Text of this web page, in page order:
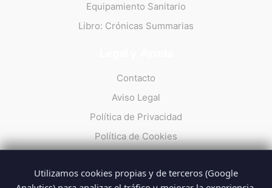
Equipamiento Sanitario
Libro: Crónicas Summarias
Contacto
Aviso Legal
Política de Privacidad
Política de Cookies
Utilizamos cookies propias y de terceros (Google